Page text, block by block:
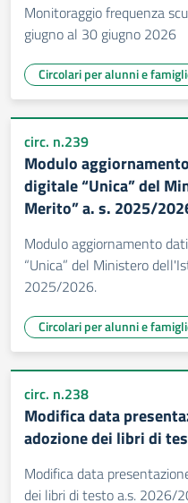
Monitoraggio frequenza
giugno al 30 giugno 2026
Circolari per alunni e
circ. n.239
Modulo
digitale “Unica” del
Merito” a. s. 2025/
Modulo aggiornamento
“Unica” del Ministero
2025/2026.
Circolari per alunni e
circ. n.238
Modifica data
adozione dei libri di
Modifica data
dei libri di testo a.s. 2026/